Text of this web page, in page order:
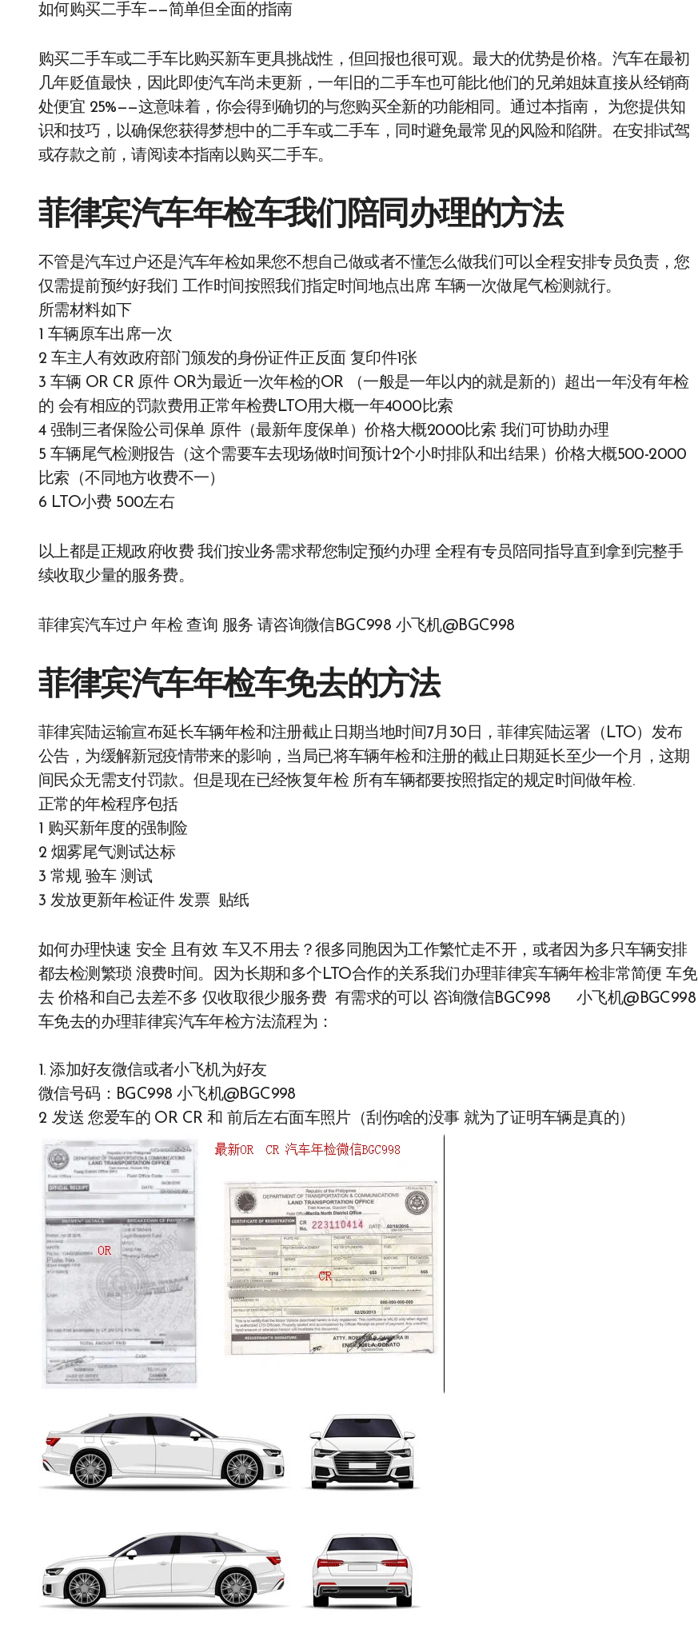
如何购买二手车——简单但全面的指南
购买二手车或二手车比购买新车更具挑战性，但回报也很可观。最大的优势是价格。汽车在最初
几年贬值最快，因此即使汽车尚未更新，一年旧的二手车也可能比他们的兄弟姐妹直接从经销商
处便宜 25%——这意味着，你会得到确切的与您购买全新的功能相同。通过本指南， 为您提供知
识和技巧，以确保您获得梦想中的二手车或二手车，同时避免最常见的风险和陷阱。在安排试驾
或存款之前，请阅读本指南以购买二手车。
菲律宾汽车年检车我们陪同办理的方法
不管是汽车过户还是汽车年检如果您不想自己做或者不懂怎么做我们可以全程安排专员负责，您
仅需提前预约好我们 工作时间按照我们指定时间地点出席 车辆一次做尾气检测就行。
所需材料如下
1 车辆原车出席一次
2 车主人有效政府部门颁发的身份证件正反面 复印件1张
3 车辆 OR CR 原件 OR为最近一次年检的OR （一般是一年以内的就是新的）超出一年没有年检
的 会有相应的罚款费用.正常年检费LTO用大概一年4000比索
4 强制三者保险公司保单 原件（最新年度保单）价格大概2000比索 我们可协助办理
5 车辆尾气检测报告（这个需要车去现场做时间预计2个小时排队和出结果）价格大概500-2000
比索（不同地方收费不一）
6 LTO小费 500左右
以上都是正规政府收费 我们按业务需求帮您制定预约办理 全程有专员陪同指导直到拿到完整手
续收取少量的服务费。
菲律宾汽车过户 年检 查询 服务 请咨询微信BGC998 小飞机@BGC998
菲律宾汽车年检车免去的方法
菲律宾陆运输宣布延长车辆年检和注册截止日期当地时间7月30日，菲律宾陆运署（LTO）发布
公告，为缓解新冠疫情带来的影响，当局已将车辆年检和注册的截止日期延长至少一个月，这期
间民众无需支付罚款。但是现在已经恢复年检 所有车辆都要按照指定的规定时间做年检.
正常的年检程序包括
1 购买新年度的强制险
2 烟雾尾气测试达标
3 常规 验车 测试
3 发放更新年检证件 发票 贴纸
如何办理快速 安全 且有效 车又不用去？很多同胞因为工作繁忙走不开，或者因为多只车辆安排
都去检测繁琐 浪费时间。因为长期和多个LTO合作的关系我们办理菲律宾车辆年检非常简便 车免
去 价格和自己去差不多 仅收取很少服务费 有需求的可以 咨询微信BGC998 小飞机@BGC998
车免去的办理菲律宾汽车年检方法流程为：
1. 添加好友微信或者小飞机为好友
微信号码：BGC998 小飞机@BGC998
2 .发送 您爱车的 OR CR 和 前后左右面车照片（刮伤啥的没事 就为了证明车辆是真的）